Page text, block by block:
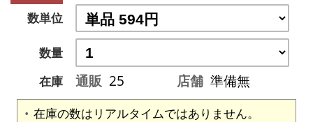
数単位
数量
在庫
通販 25 店舗 準備無
在庫の数はリアルタイムではありません。